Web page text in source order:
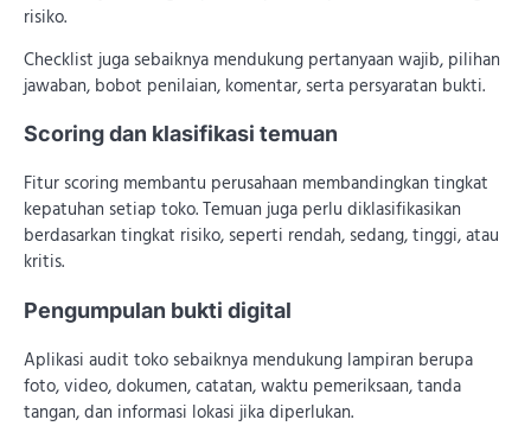
risiko.
Checklist juga sebaiknya mendukung pertanyaan wajib, pilihan
jawaban, bobot penilaian, komentar, serta persyaratan bukti.
Scoring dan klasifikasi temuan
Fitur scoring membantu perusahaan membandingkan tingkat
kepatuhan setiap toko. Temuan juga perlu diklasifikasikan
berdasarkan tingkat risiko, seperti rendah, sedang, tinggi, atau
kritis.
Pengumpulan bukti digital
Aplikasi audit toko sebaiknya mendukung lampiran berupa
foto, video, dokumen, catatan, waktu pemeriksaan, tanda
tangan, dan informasi lokasi jika diperlukan.